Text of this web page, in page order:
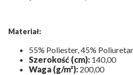
Materiał:
55% Poliester, 45%
Szerokość (cm): 140,00
Waga (g/m²): 200,00